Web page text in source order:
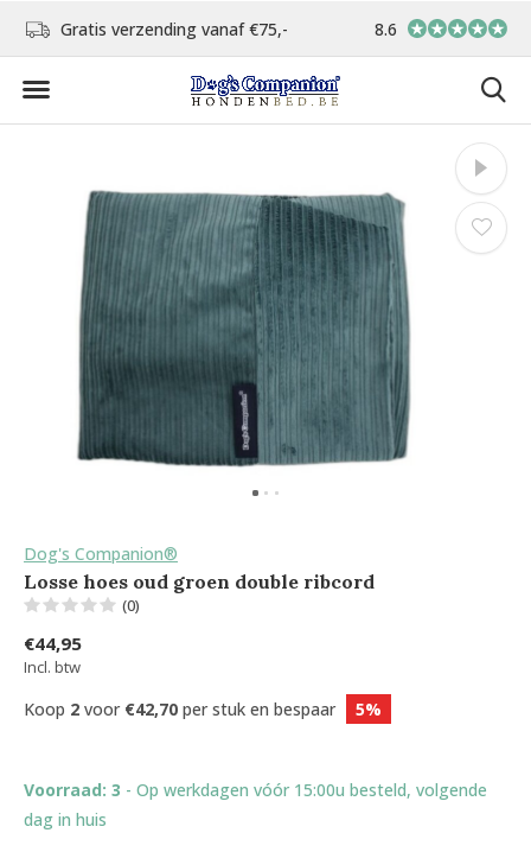
Gratis verzending vanaf €75,- In eigen atelier
8.6
Dog's Companion®
Losse hoes oud groen double ribcord
(0)
€44,95
Incl. btw
Koop 2 voor €42,70 per stuk en bespaar 5%
Voorraad: 3 - Op werkdagen vóór 15:00u besteld, volgende
dag in huis